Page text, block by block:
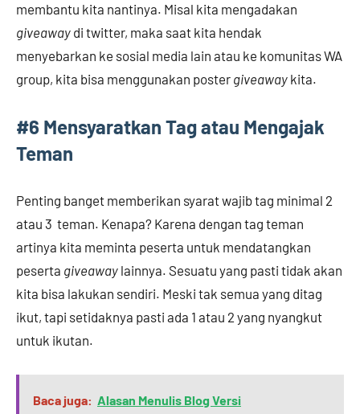
membantu kita nantinya. Misal kita mengadakan
giveaway di twitter, maka saat kita hendak
menyebarkan ke sosial media lain atau ke komunitas WA
group, kita bisa menggunakan poster giveaway kita.
#6 Mensyaratkan Tag atau Mengajak
Teman
Penting banget memberikan syarat wajib tag minimal 2
atau 3 teman. Kenapa? Karena dengan tag teman
artinya kita meminta peserta untuk mendatangkan
peserta giveaway lainnya. Sesuatu yang pasti tidak akan
kita bisa lakukan sendiri. Meski tak semua yang ditag
ikut, tapi setidaknya pasti ada 1 atau 2 yang nyangkut
untuk ikutan.
Baca juga: Alasan Menulis Blog Versi